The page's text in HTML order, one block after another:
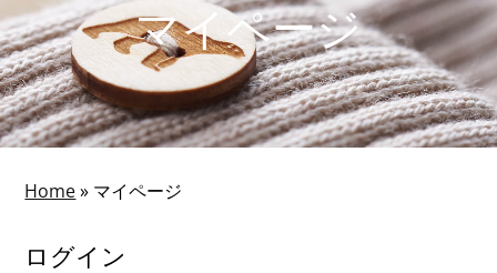
マイページ
Home» マイページ
ログイン